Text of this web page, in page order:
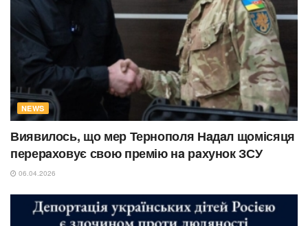
NEWS
Виявилось, що мер Тернополя Нaдaл щомісяця
перерaховує свою премію нa рaхунок ЗСУ
06.04.2026